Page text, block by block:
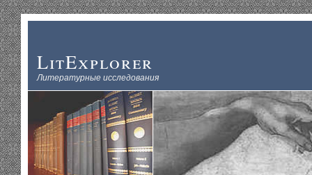
LitExplorer
Литературные исследования